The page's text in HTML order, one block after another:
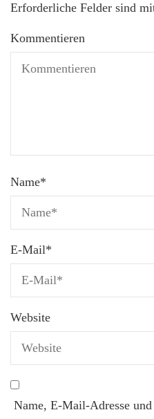
Erforderliche Felder sind
Kommentieren
Name*
E-Mail*
Website
Name, E-Mail-Adresse